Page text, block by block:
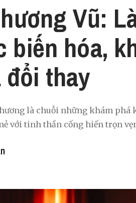
Vũ:
biến hóa,
thay
là chuỗi những khám phá
với tinh thần cống hiến trọn